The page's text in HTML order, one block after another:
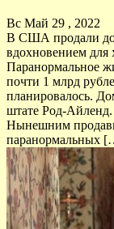
Вс Май 29 , 2022
В США продали
вдохновением для
Паранормальное
почти 1 млрд
планировалось.
штате Род-
Нынешним
паранормальных